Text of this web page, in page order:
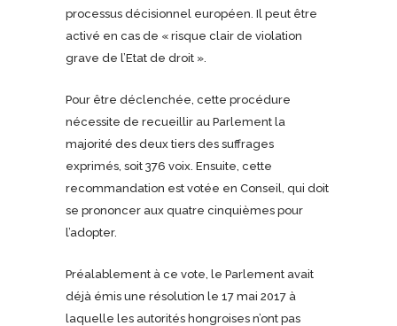
processus décisionnel européen. Il peut être
activé en cas de « risque clair de violation
grave de l’Etat de droit ».
Pour être déclenchée, cette procédure
nécessite de recueillir au Parlement la
majorité des deux tiers des suffrages
exprimés, soit 376 voix. Ensuite, cette
recommandation est votée en Conseil, qui doit
se prononcer aux quatre cinquièmes pour
l’adopter.
Préalablement à ce vote, le Parlement avait
déjà émis une résolution le 17 mai 2017 à
laquelle les autorités hongroises n’ont pas